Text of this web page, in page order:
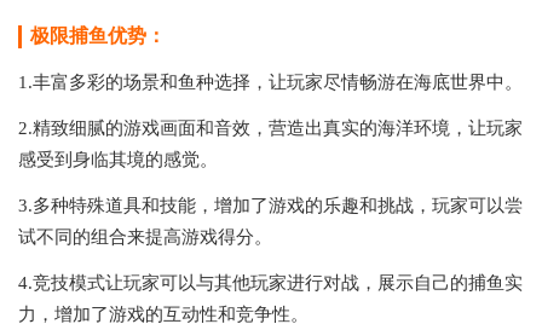
极限捕鱼优势：
1.丰富多彩的场景和鱼种选择，让玩家尽情畅游在海底世界中。
2.精致细腻的游戏画面和音效，营造出真实的海洋环境，让玩家
感受到身临其境的感觉。
3.多种特殊道具和技能，增加了游戏的乐趣和挑战，玩家可以尝
试不同的组合来提高游戏得分。
4.竞技模式让玩家可以与其他玩家进行对战，展示自己的捕鱼实
力，增加了游戏的互动性和竞争性。